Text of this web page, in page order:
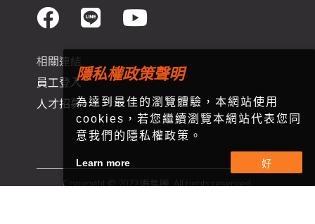
隱私權政策聲明
為達到最佳的瀏覽體驗，本網站使用
cookies，若您繼續瀏覽本網站代表您同
意我們的隱私權政策。
Learn more
相關連結
員工登入
人才招募
Copyright © 2022 暘集團. All rights reserved.